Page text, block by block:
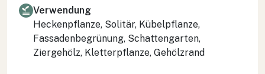
Verwendung
Heckenpflanze, Solitär, Kübelpflanze,
Fassadenbegrünung, Schattengarten,
Ziergehölz, Kletterpflanze, Gehölzrand